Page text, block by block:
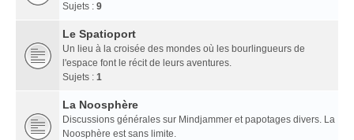
Sujets : 9
Le Spatioport
Un lieu à la croisée des mondes où les bourlingueurs de
l'espace font le récit de leurs aventures.
Sujets : 1
La Noosphère
Discussions générales sur Mindjammer et papotages divers. La
Noosphère est sans limite.